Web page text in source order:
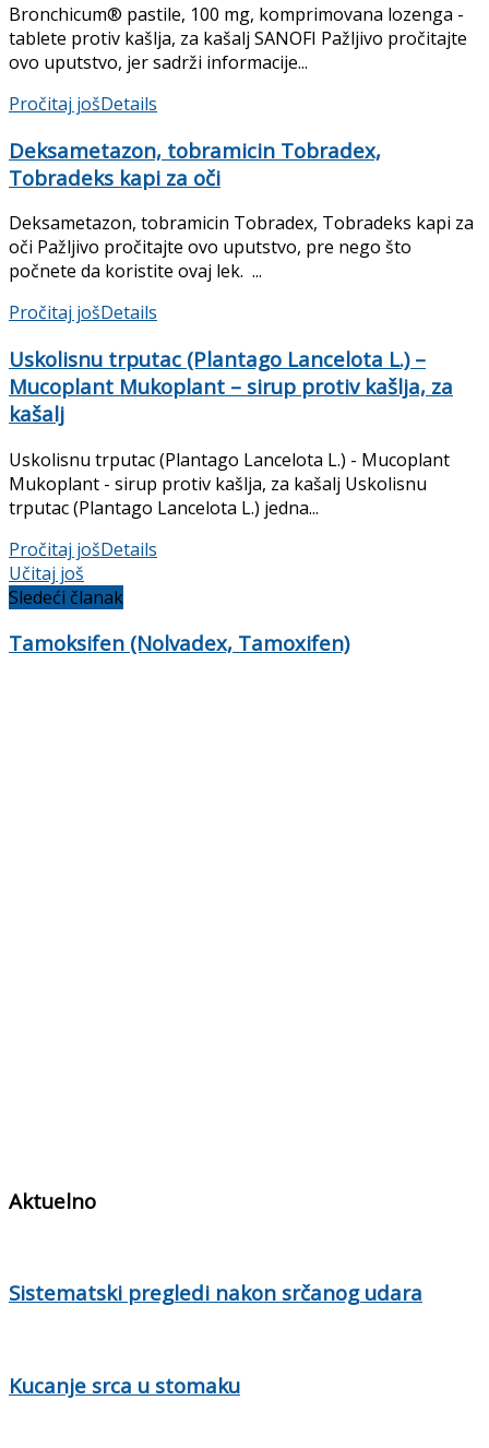
Bronchicum® pastile, 100 mg, komprimovana lozenga -
tablete protiv kašlja, za kašalj SANOFI Pažljivo pročitajte
ovo uputstvo, jer sadrži informacije...
Pročitaj jošDetails
Deksametazon, tobramicin Tobradex,
Tobradeks kapi za oči
Deksametazon, tobramicin Tobradex, Tobradeks kapi za
oči Pažljivo pročitajte ovo uputstvo, pre nego što
počnete da koristite ovaj lek. ...
Pročitaj jošDetails
Uskolisnu trputac (Plantago Lancelota L.) –
Mucoplant Mukoplant – sirup protiv kašlja, za
kašalj
Uskolisnu trputac (Plantago Lancelota L.) - Mucoplant
Mukoplant - sirup protiv kašlja, za kašalj Uskolisnu
trputac (Plantago Lancelota L.) jedna...
Pročitaj jošDetails
Učitaj još
Sledeći članak
Tamoksifen (Nolvadex, Tamoxifen)
Aktuelno
Sistematski pregledi nakon srčanog udara
Kucanje srca u stomaku